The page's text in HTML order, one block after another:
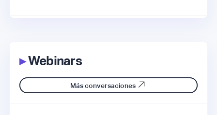
▸Webinars
Más conversaciones